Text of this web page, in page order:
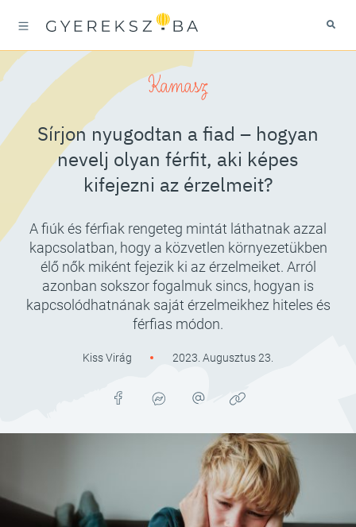
Kamasz
Sírjon nyugodtan a fiad – hogyan
nevelj olyan férfit, aki képes
kifejezni az érzelmeit?
A fiúk és férfiak rengeteg mintát láthatnak azzal
kapcsolatban, hogy a közvetlen környezetükben
élő nők miként fejezik ki az érzelmeiket. Arról
azonban sokszor fogalmuk sincs, hogyan is
kapcsolódhatnának saját érzelmeikhez hiteles és
férfias módon.
Kiss Virág 2023. Augusztus 23.